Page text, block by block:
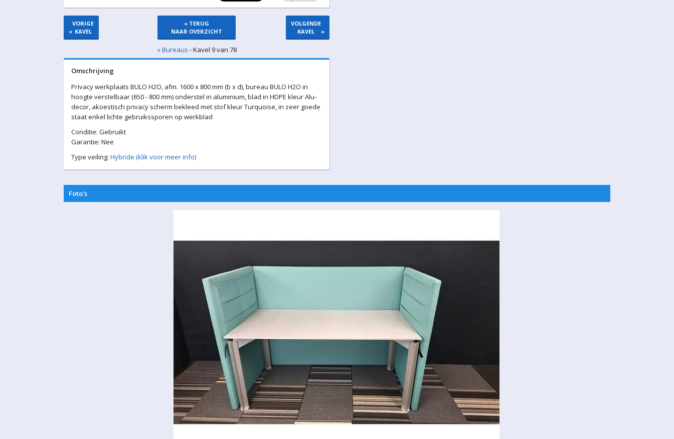
«
VORIGE
KAVEL
« TERUG
NAAR OVERZICHT
VOLGENDE
KAVEL
»
« Bureaus - Kavel 9 van 78
Omschrijving
Privacy werkplaats BULO H2O, afm. 1600 x 800 mm (b x d), bureau BULO H2O in
hoogte verstelbaar (650 - 800 mm) onderstel in aluminium, blad in HDPE kleur Alu-
decor, akoestisch privacy scherm bekleed met stof kleur Turquoise, in zeer goede
staat enkel lichte gebruikssporen op werkblad
Conditie: Gebruikt
Garantie: Nee
Type veiling: Hybride (klik voor meer info)
Foto's